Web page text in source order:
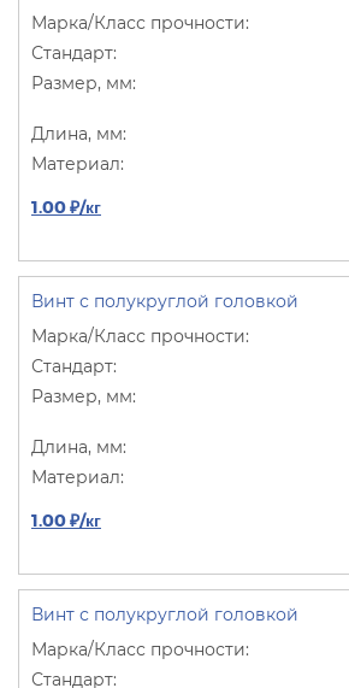
1.00 ₽/кг
Винт с полукруглой головкой
1.00 ₽/кг
Винт с полукруглой головкой